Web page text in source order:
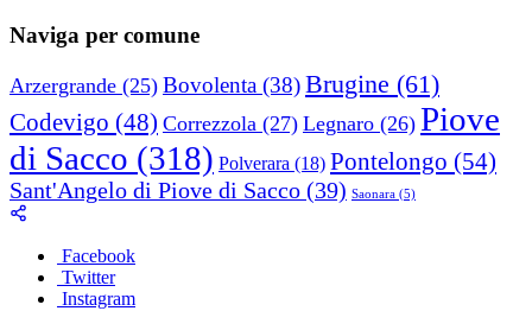
Naviga per comune
Arzergrande (25) Bovolenta (38)Brugine (61)
Codevigo (48) Correzzola (27) Legnaro (26) Piove
di Sacco (318) Polverara (18) Pontelongo (54)
Sant'Angelo di Piove di Sacco (39) Saonara (5)
Facebook
Twitter
Instagram